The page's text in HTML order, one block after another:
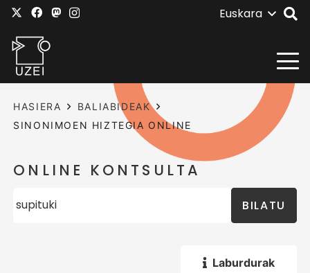
Euskara
HASIERA
BALIABIDEAK
SINONIMOEN HIZTEGIA ONLINE
ONLINE KONTSULTA
BILATU
Laburdurak